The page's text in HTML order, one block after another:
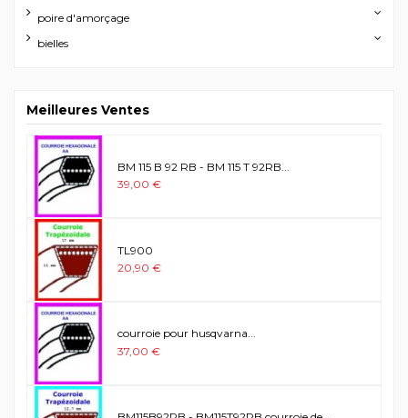
poire d'amorçage
bielles
Meilleures Ventes
BM 115 B 92 RB - BM 115 T 92RB...
39,00 €
TL900
20,90 €
courroie pour husqvarna...
37,00 €